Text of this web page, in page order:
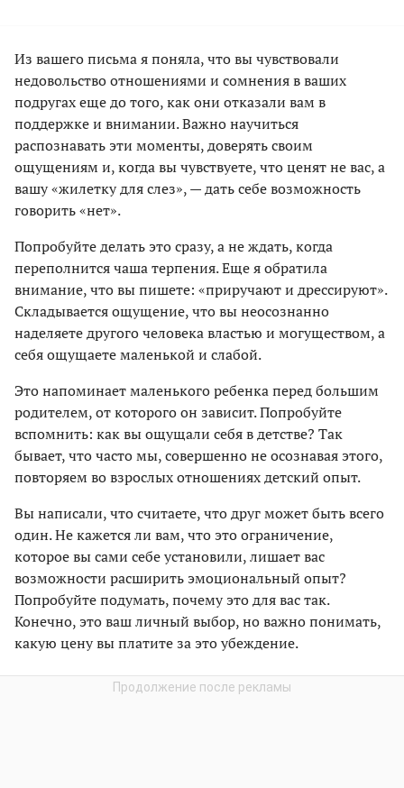
Из вашего письма я поняла, что вы чувствовали
недовольство отношениями и сомнения в ваших
подругах еще до того, как они отказали вам в
поддержке и внимании. Важно научиться
распознавать эти моменты, доверять своим
ощущениям и, когда вы чувствуете, что ценят не вас, а
вашу «жилетку для слез», — дать себе возможность
говорить «нет».
Попробуйте делать это сразу, а не ждать, когда
переполнится чаша терпения. Еще я обратила
внимание, что вы пишете: «приручают и дрессируют».
Складывается ощущение, что вы неосознанно
наделяете другого человека властью и могуществом, а
себя ощущаете маленькой и слабой.
Это напоминает маленького ребенка перед большим
родителем, от которого он зависит. Попробуйте
вспомнить: как вы ощущали себя в детстве? Так
бывает, что часто мы, совершенно не осознавая этого,
повторяем во взрослых отношениях детский опыт.
Вы написали, что считаете, что друг может быть всего
один. Не кажется ли вам, что это ограничение,
которое вы сами себе установили, лишает вас
возможности расширить эмоциональный опыт?
Попробуйте подумать, почему это для вас так.
Конечно, это ваш личный выбор, но важно понимать,
какую цену вы платите за это убеждение.